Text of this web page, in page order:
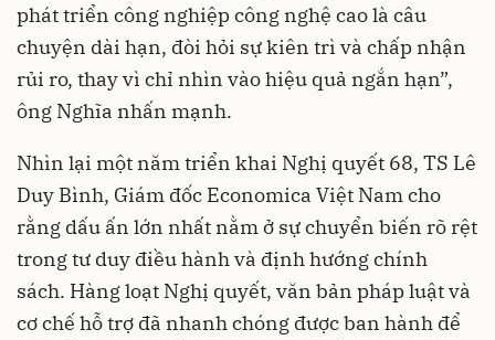
phát triển công nghiệp công nghệ cao là câu
chuyện dài hạn, đòi hỏi sự kiên trì và chấp nhận
rủi ro, thay vì chỉ nhìn vào hiệu quả ngắn hạn”,
ông Nghĩa nhấn mạnh.
Nhìn lại một năm triển khai Nghị quyết 68, TS Lê
Duy Bình, Giám đốc Economica Việt Nam cho
rằng dấu ấn lớn nhất nằm ở sự chuyển biến rõ rệt
trong tư duy điều hành và định hướng chính
sách. Hàng loạt Nghị quyết, văn bản pháp luật và
cơ chế hỗ trợ đã nhanh chóng được ban hành để